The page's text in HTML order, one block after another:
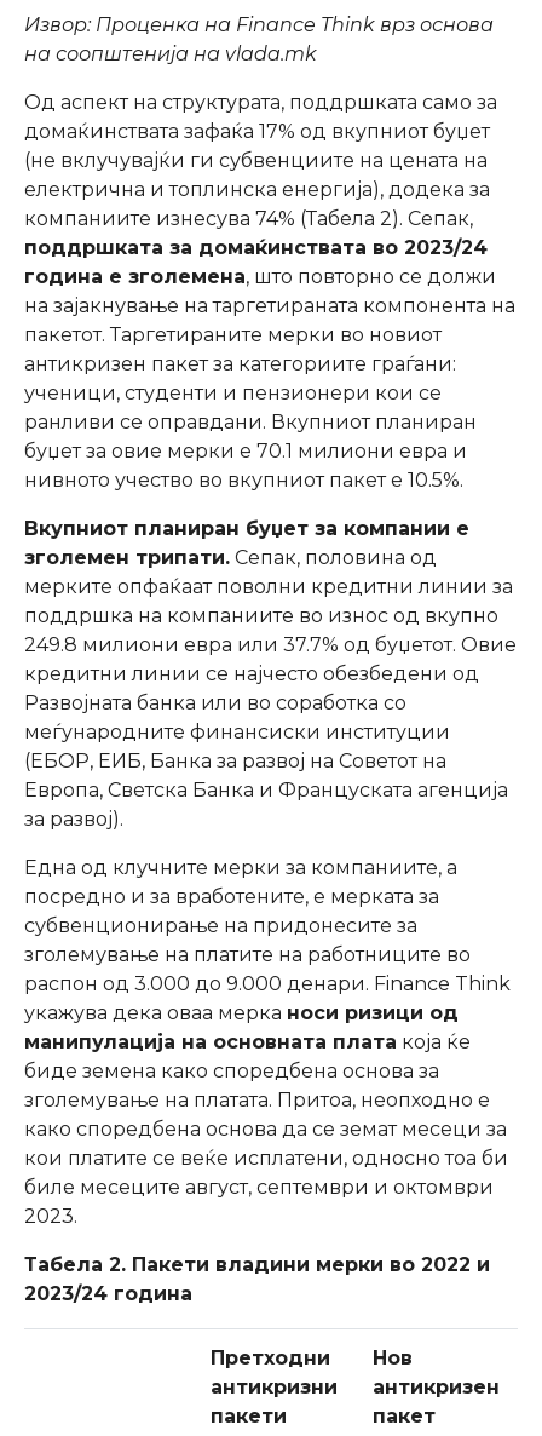
Извор: Проценка на Finance Think врз основа
на соопштенија на vlada.mk
Од аспект на структурата, поддршката само за
домаќинствата зафаќа 17% од вкупниот буџет
(не вклучувајќи ги субвенциите на цената на
електрична и топлинска енергија), додека за
компаниите изнесува 74% (Табела 2). Сепак,
поддршката за домаќинствата во 2023/24
година е зголемена, што повторно се должи
на зајакнување на таргетираната компонента на
пакетот. Таргетираните мерки во новиот
антикризен пакет за категориите граѓани:
ученици, студенти и пензионери кои се
ранливи се оправдани. Вкупниот планиран
буџет за овие мерки е 70.1 милиони евра и
нивното учество во вкупниот пакет е 10.5%.
Вкупниот планиран буџет за компании е
зголемен трипати. Сепак, половина од
мерките опфаќаат поволни кредитни линии за
поддршка на компаниите во износ од вкупно
249.8 милиони евра или 37.7% од буџетот. Овие
кредитни линии се најчесто обезбедени од
Развојната банка или во соработка со
меѓународните финансиски институции
(ЕБОР, ЕИБ, Банка за развој на Советот на
Европа, Светска Банка и Француската агенција
за развој).
Една од клучните мерки за компаниите, а
посредно и за вработените, е мерката за
субвенционирање на придонесите за
зголемување на платите на работниците во
распон од 3.000 до 9.000 денари. Finance Think
укажува дека оваа мерка носи ризици од
манипулација на основната плата која ќе
биде земена како споредбена основа за
зголемување на платата. Притоа, неопходно е
како споредбена основа да се земат месеци за
кои платите се веќе исплатени, односно тоа би
биле месеците август, септември и октомври
2023.
Табела 2. Пакети владини мерки во 2022 и
2023/24 година
Претходни
антикризни
пакети
Нов
антикризен
пакет